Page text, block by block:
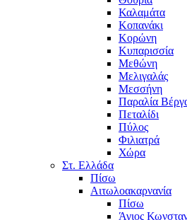
Καλαμάτα
Κοπανάκι
Κορώνη
Κυπαρισσία
Μεθώνη
Μελιγαλάς
Μεσσήνη
Παραλία
Πεταλίδι
Πύλος
Φιλιατρά
Χώρα
Στ. Ελλάδα
Πίσω
Αιτωλοακαρνανία
Πίσω
Άγιος